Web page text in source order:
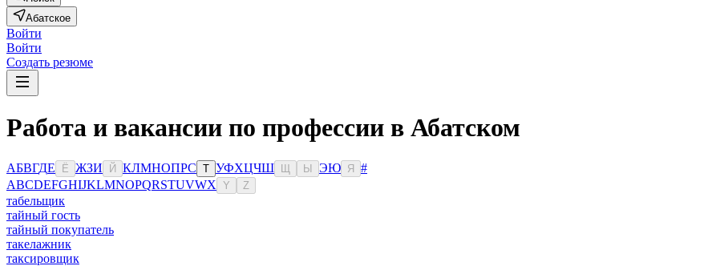
Абатское
Войти
Войти
Создать резюме
Работа и вакансии по профессии в Абатском
АБВГДЕ Ё ЖЗИ Й КЛМНОПРС Т УФХЦЧШ Ы ЭЮ Я
#
ABCDEFGHIJKLMNOPQRSTUVWX Y Z
табельщик
тайный гость
тайный покупатель
такелажник
таксировщик